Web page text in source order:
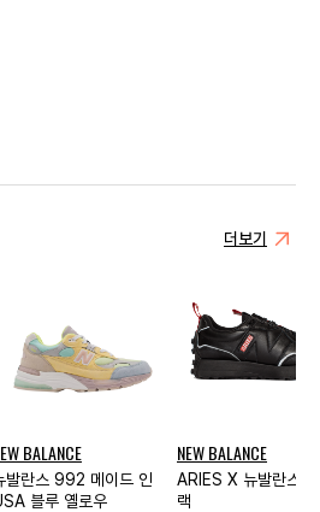
더보기
BALANCE
발란스 992 메이드 인
블루 옐로우
NEW BALANCE
ARIES X 뉴발란스
랙